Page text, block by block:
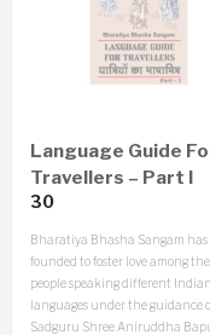
Language Guide
Travellers – Part I
30
Bharatiya Bhasha Sangam has
founded to foster love among the
people speaking different Indian
languages under the guidance
Sadguru Shree Aniruddha